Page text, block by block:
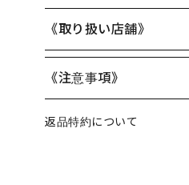
《取り扱い店舗》
《注意事項》
返品特約について